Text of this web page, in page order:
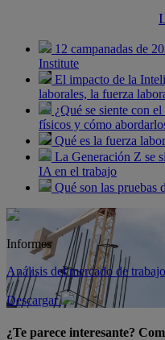
12 campanadas de
Institute
El impacto de la
laborales, la fuerza
¿Qué se siente con
físicos y cómo
Qué es la fuerza
La Generación Z se
IA en el trabajo
Qué son las pruebas
Informes
Análisis del mercado de
Descargar
¿Te parece interesante?